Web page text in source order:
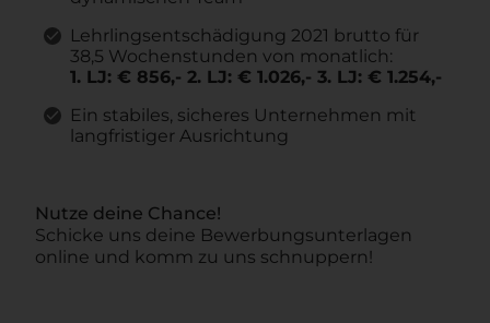
Lehrlingsentschädigung 2021 brutto für
38,5 Wochenstunden von monatlich:
1. LJ: € 856,- 2. LJ: € 1.026,- 3. LJ: € 1.254,-
Ein stabiles, sicheres Unternehmen mit
langfristiger Ausrichtung
Nutze deine Chance!
Schicke uns deine Bewerbungsunterlagen
online und komm zu uns schnuppern!